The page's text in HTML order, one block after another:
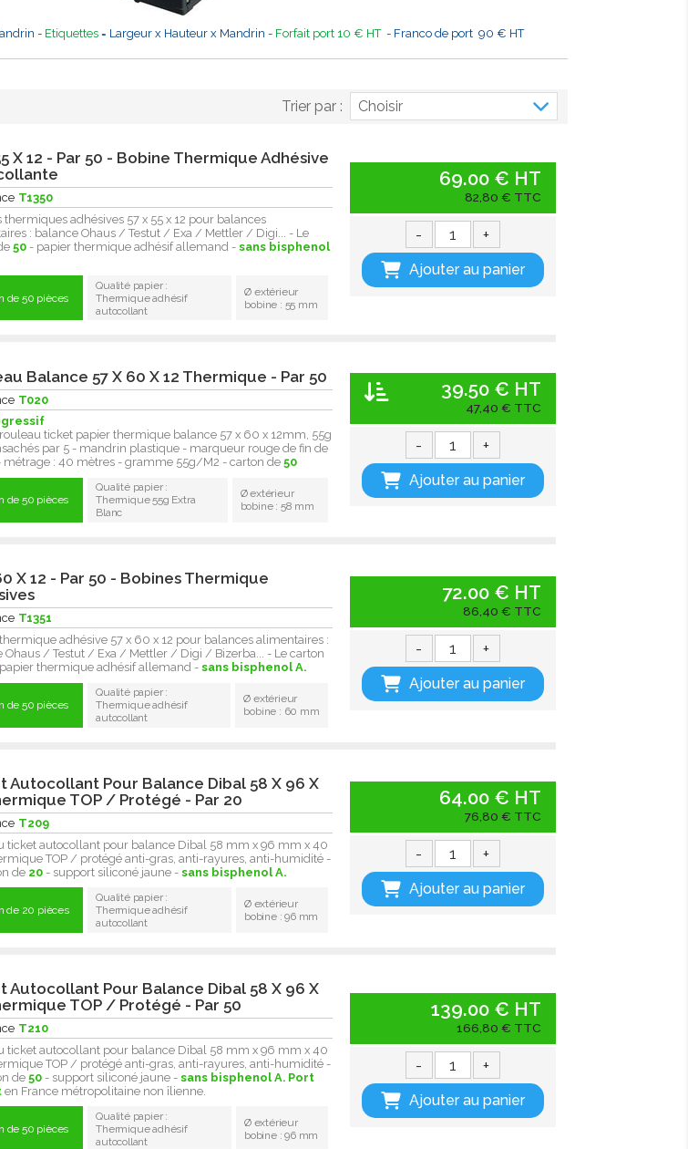
- Etiquettes= Largeur x Hauteur x Mandrin - Forfait port 10 € HT- Franco de port 90 € HT
Trier par : Choisir
X 12 - Par 50 - Bobine Thermique Adhésive
T1350
thermiques adhésives 57 x 55 x 12 pour balances
: balance Ohaus / Testut / Exa / Mettler / Digi... - Le
50 - papier thermique adhésif allemand -sans bisphenol
de 50 pièces
Qualité papier :
Thermique adhésif
autocollant
Ø extérieur
bobine : 55 mm
69.00 € HT
82,80 € TTC
- +
Ajouter au panier
Balance 57 X 60 X 12 Thermique - Par 50
T020
ticket papier thermique balance 57 x 60 x 12mm, 55g
par 5 - mandrin plastique - marqueur rouge de fin de
métrage : 40 mètres - gramme 55g/M2 - carton de50
de 50 pièces
Qualité papier :
Thermique 55g Extra
Blanc
Ø extérieur
bobine : 58 mm
39.50 € HT
47,40 € TTC
- +
Ajouter au panier
X 12 - Par 50 - Bobines Thermique
T1351
adhésive 57 x 60 x 12 pour balances alimentaires :
Ohaus / Testut / Exa / Mettler / Digi / Bizerba... - Le carton
thermique adhésif allemand -sans bisphenol A.
de 50 pièces
Qualité papier :
Thermique adhésif
autocollant
Ø extérieur
bobine : 60 mm
72.00 € HT
86,40 € TTC
- +
Ajouter au panier
Autocollant Pour Balance Dibal 58 X 96 X
TOP / Protégé - Par 20
T209
ticket autocollant pour balance Dibal 58 mm x 96 mm x 40
TOP / protégé anti-gras, anti-rayures, anti-humidité -
de 20 - support siliconé jaune -sans bisphenol A.
de 20 pièces
Qualité papier :
Thermique adhésif
autocollant
Ø extérieur
bobine : 96 mm
64.00 € HT
76,80 € TTC
- +
Ajouter au panier
Autocollant Pour Balance Dibal 58 X 96 X
TOP / Protégé - Par 50
T210
ticket autocollant pour balance Dibal 58 mm x 96 mm x 40
TOP / protégé anti-gras, anti-rayures, anti-humidité -
de50 - support siliconé jaune -sans bisphenol A. Port
en France métropolitaine non îlienne.
de 50 pièces
Qualité papier :
Thermique adhésif
autocollant
Ø extérieur
bobine : 96 mm
139.00 € HT
166,80 € TTC
- +
Ajouter au panier